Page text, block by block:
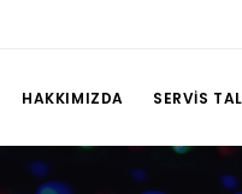
HAKKIMIZDA SERVIS